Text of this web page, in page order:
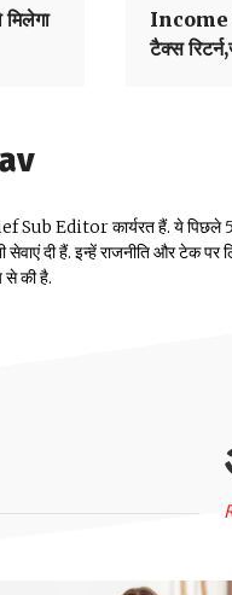
Income
टैक्स
Editor कार्यरत हैं. ये पिछले 5
दी हैं. इन्हें राजनीति और टेक
से की है.